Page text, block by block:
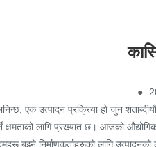
●
एक उत्पादन प्रक्रिया हो जुन
लागि प्रख्यात छ। आजको
बुझ्ने निर्माणकर्ताहरूको लागि